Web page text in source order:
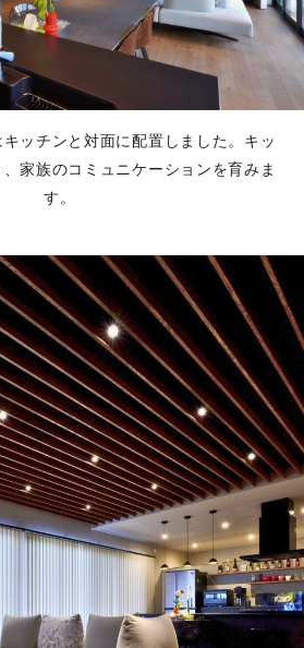
ッチンと対面に配置しました。キッ
家族のコミュニケーションを育みま
す。